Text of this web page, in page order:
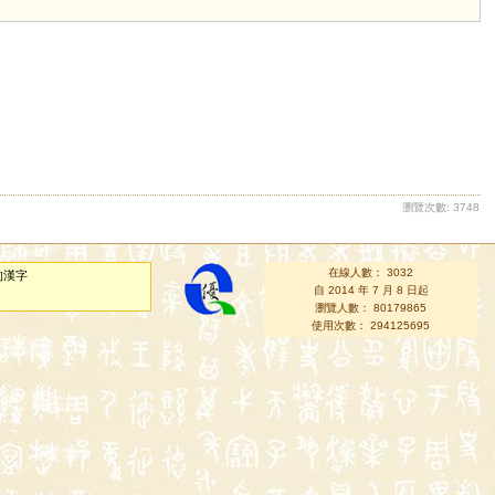
瀏覽次數: 3748
漢字
在線人數： 3032
自 2014 年 7 月 8 日起
瀏覽人數： 80179865
使用次數： 294125695